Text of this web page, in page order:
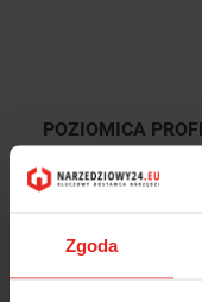
Zgoda
POZIOMICA